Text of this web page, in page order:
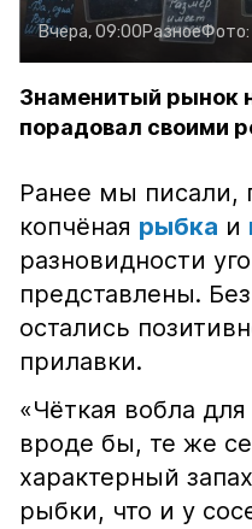
Вчера, 09:00РазноеФото:
Знаменитый рынок
порадовал своими
Ранее мы писали,
копчёная рыбка и
разновидности
представлены.
остались
прилавки.
«Чёткая вобла
вроде бы, те же
характерный
рыбки, что и у